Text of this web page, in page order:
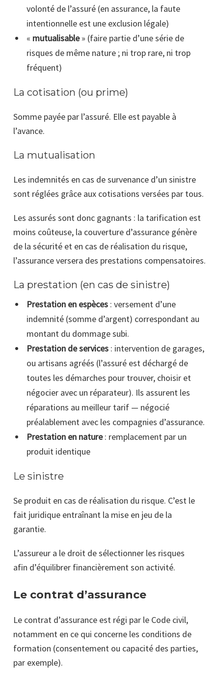
volonté de l’assuré (en assurance, la faute
intentionnelle est une exclusion légale)
« mutualisable» (faire partie d’une série de
risques de même nature ; ni trop rare, ni trop
fréquent)
La cotisation (ou prime)
Somme payée par l’assuré. Elle est payable à
l’avance.
La mutualisation
Les indemnités en cas de survenance d’un sinistre
sont réglées grâce aux cotisations versées par tous.
Les assurés sont donc gagnants : la tarification est
moins coûteuse, la couverture d’assurance génère
de la sécurité et en cas de réalisation du risque,
l’assurance versera des prestations compensatoires.
La prestation (en cas de sinistre)
Prestation en espèces: versement d’une
indemnité (somme d’argent) correspondant au
montant du dommage subi.
Prestation de services: intervention de garages,
ou artisans agréés (l’assuré est déchargé de
toutes les démarches pour trouver, choisir et
négocier avec un réparateur). Ils assurent les
réparations au meilleur tarif — négocié
préalablement avec les compagnies d’assurance.
Prestation en nature: remplacement par un
produit identique
Le sinistre
Se produit en cas de réalisation du risque. C’est le
fait juridique entraînant la mise en jeu de la
garantie.
L’assureur a le droit de sélectionner les risques
afin d’équilibrer financièrement son activité.
Le contrat d’assurance
Le contrat d’assurance est régi par le Code civil,
notamment en ce qui concerne les conditions de
formation (consentement ou capacité des parties,
par exemple).